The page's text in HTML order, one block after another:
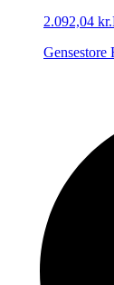
2.092,04 kr.
Gensestore